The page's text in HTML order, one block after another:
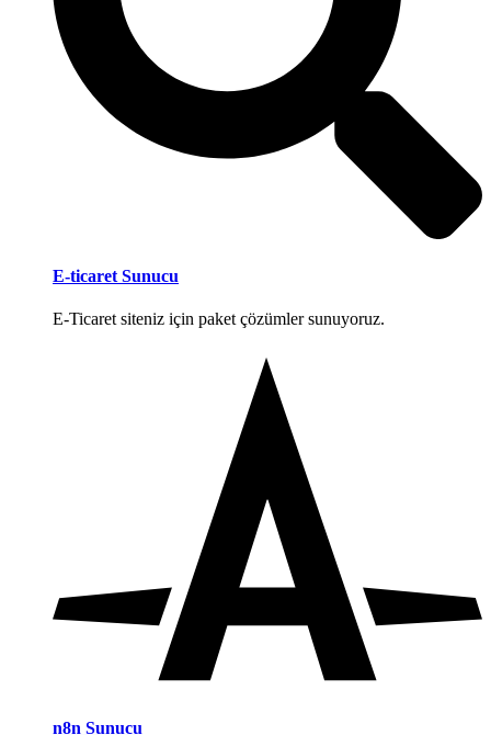
E-ticaret Sunucu
E-Ticaret siteniz için paket çözümler sunuyoruz.
n8n Sunucu